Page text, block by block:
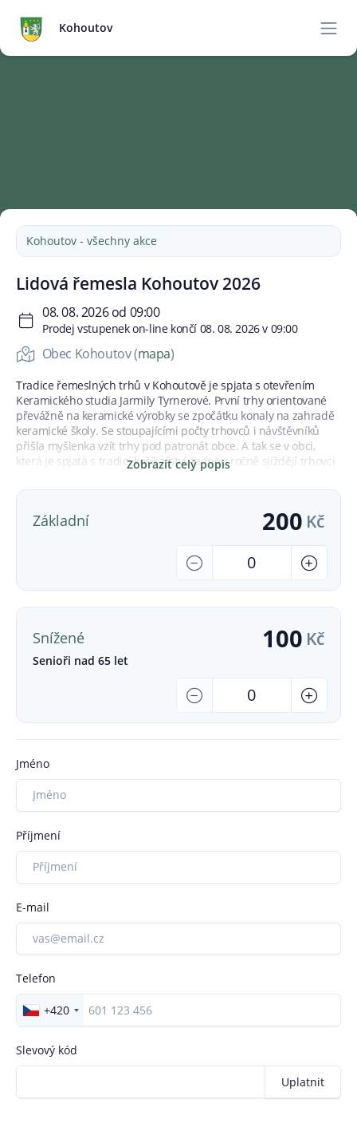
Kohoutov
Kohoutov - všechny akce
Lidová řemesla Kohoutov 2026
08. 08. 2026 od 09:00
Prodej vstupenek on-line končí 08. 08. 2026 v 09:00
Obec Kohoutov (mapa)
Tradice řemeslných trhů v Kohoutově je spjata s otevřením
Keramického studia Jarmily Tyrnerové. První trhy orientované
převážně na keramické výrobky se zpočátku konaly na zahradě
keramické školy. Se stoupajícími počty trhovců i návštěvníků
přišla myšlenka vzít trhy pod patronát obce. A tak se v obci,
která je spjatá s tradicí košíkářství, jednou ročně sjíždějí trhovci
různých řemesel. První řemesla uspořádaná obcí se konala v
roce 1995 o počtu 22 stánků a 300 návštěvníků. Dnes se
Na 200 trhovců předvádí řemesla jako je hrnčířství, točířství,
řezbářství, krajkářství, kovářství, košíkářství, paličkování,
spřádání vlny, ražba mincí, výšivka rybí šupinou, bednářství a
mnoho dalších i již téměř vymizelých řemesel.
Celou akci doprovází bohatý kulturní program: krkonošské
lidové tance, loutková představení, hudební produkce.
S akcí je neodmyslitelně spojen i „den otevřených dveří“ v
řemeslné Pekárně Roland i v Keramickém studiu Kohoutov a
soutěž o nejkrásnějšího kohouta okresu Trutnov.
Děti do 15 let a zdravotně postižení včetně doprovodu, mají
Max. počet vstupenek na osobu: 8
Obec Kohoutov
IČ: 00278017
Kohoutov 65, 544 01 Kohoutov
Zobrazit celý popis
Základní 200 Kč
Počet
- +
Snížené 100 Kč
Senioři nad 65 let
Počet
- +
Jméno
Příjmení
E-mail
Telefon
+420
Slevový kód
Uplatnit